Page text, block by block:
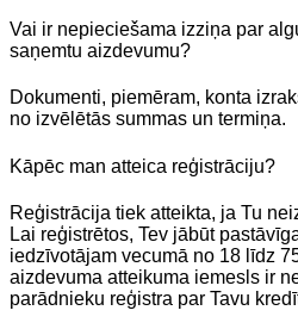
Vai ir nepieciešama izziņa par
saņemtu aizdevumu?
Dokumenti, piemēram, konta
no izvēlētās summas un termiņa.
Kāpēc man atteica reģistrāciju?
Reģistrācija tiek atteikta, ja Tu
Lai reģistrētos, Tev jābūt
iedzīvotājam vecumā no 18 līdz
aizdevuma atteikuma iemesls ir
parādnieku reģistra par Tavu